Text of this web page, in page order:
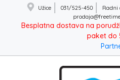
Užice 031/525-450
Radni
Besplatna dostava na
paket do